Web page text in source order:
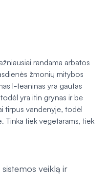
randama arbatos
žmonių mitybos
l-teaninas yra gautas
yra itin grynas ir be
tirpus vandenyje, todėl
Tinka tiek vegetarams, tiek
veiklą ir